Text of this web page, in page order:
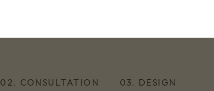
02. CONSULTATION 03. DESIGN